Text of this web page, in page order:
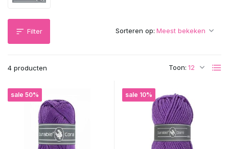
Filter
4 producten Toon:
Sorteren op:
sale 50% sale 10%